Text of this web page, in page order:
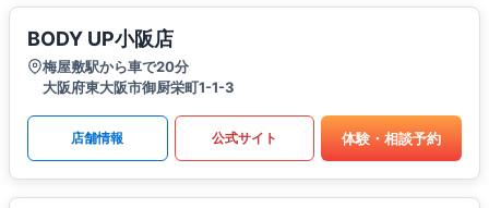
BODY UP小阪店
梅屋敷駅から車で20分
大阪府東大阪市御厨栄町1-1-3
店舗情報 公式サイト 体験・相談予約